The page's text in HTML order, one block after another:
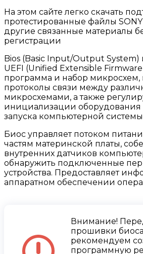
На этом сайте легко скачать
протестированные файлы SONY
другие связанные материалы
регистрации
Bios (Basic Input/Output
UEFI (Unified Extensible
программа и набор микросхем,
протоколы связи между
микросхемами, а также
инициализации оборудования
запуска компьютерной
Биос управляет потоком
частям материнской платы,
внутренних датчиков
обнаружить подключенные
устройства. Предоставляет
аппаратном обеспечении
Внимание!
прошивки
рекомендуем
программную